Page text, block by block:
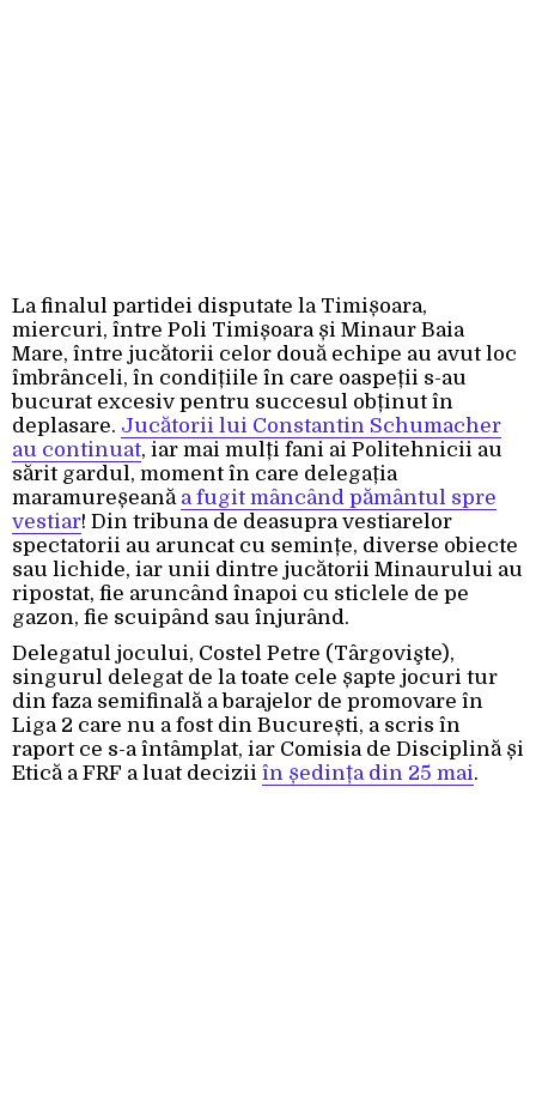
La finalul partidei disputate la Timișoara,
miercuri, între Poli Timișoara și Minaur Baia
Mare, între jucătorii celor două echipe au avut loc
îmbrânceli, în condițiile în care oaspeții s-au
bucurat excesiv pentru succesul obținut în
deplasare. Jucătorii lui Constantin Schumacher
au continuat, iar mai mulți fani ai Politehnicii au
sărit gardul, moment în care delegația
maramureșeană a fugit mâncând pământul spre
vestiar! Din tribuna de deasupra vestiarelor
spectatorii au aruncat cu semințe, diverse obiecte
sau lichide, iar unii dintre jucătorii Minaurului au
ripostat, fie aruncând înapoi cu sticlele de pe
gazon, fie scuipând sau înjurând.
Delegatul jocului, Costel Petre (Târgovişte),
singurul delegat de la toate cele șapte jocuri tur
din faza semifinală a barajelor de promovare în
Liga 2 care nu a fost din București, a scris în
raport ce s-a întâmplat, iar Comisia de Disciplină și
Etică a FRF a luat decizii în ședința din 25 mai.